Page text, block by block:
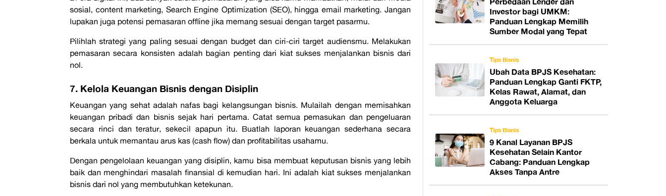
sosial, content marketing, Search Engine Optimization (SEO), hingga email marketing. Jangan
lupakan juga potensi pemasaran offlinejika memang sesuai dengan target pasarmu.
Pilihlah strategi yang paling sesuai dengan budgetdan ciri-ciri target audiensmu. Melakukan
pemasaran secara konsisten adalah bagian penting dari kiat sukses menjalankan bisnis dari
nol.
7. Kelola Keuangan Bisnis dengan Disiplin
Keuangan yang sehat adalah nafas bagi kelangsungan bisnis. Mulailah dengan memisahkan
keuangan pribadi dan bisnis sejak hari pertama. Catat semua pemasukan dan pengeluaran
secara rinci dan teratur, sekecil apapun itu. Buatlah laporan keuangan sederhana secara
berkala untuk memantau arus kas (cash flow) dan profitabilitas usahamu.
Dengan pengelolaan keuangan yang disiplin, kamu bisa membuat keputusan bisnis yang lebih
baik dan menghindari masalah finansial di kemudian hari. Ini adalah kiat sukses menjalankan
bisnis dari nol yang membutuhkan ketekunan.
Investor bagi UMKM:
Panduan Lengkap Memilih
Sumber Modal yang Tepat
Tips Bisnis
Ubah Data BPJS Kesehatan:
Panduan Lengkap Ganti FKTP,
Kelas Rawat, Alamat, dan
Anggota Keluarga
Tips Bisnis
9 Kanal Layanan BPJS
Kesehatan Selain Kantor
Cabang: Panduan Lengkap
Akses Tanpa Antre